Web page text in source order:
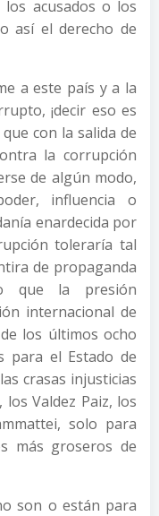
acusados o los
así el derecho de
a este país y a la
¡decir eso es
con la salida de
la corrupción
de algún modo,
influencia o
enardecida por
toleraría tal
de propaganda
que la presión
internacional de
los últimos ocho
para el Estado de
crasas injusticias
Valdez Paiz, los
solo para
más groseros de
son o están para